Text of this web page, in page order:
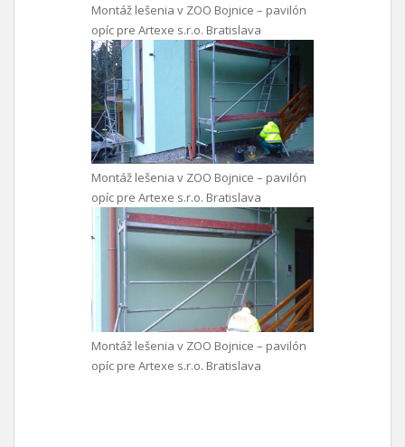
Montáž lešenia v ZOO Bojnice – pavilón
opíc pre Artexe s.r.o. Bratislava
Montáž lešenia v ZOO Bojnice – pavilón
opíc pre Artexe s.r.o. Bratislava
Montáž lešenia v ZOO Bojnice – pavilón
opíc pre Artexe s.r.o. Bratislava